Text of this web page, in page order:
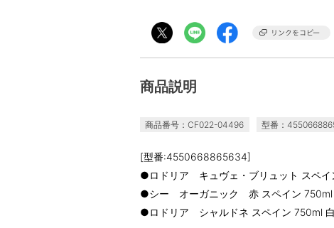
商品説明
商品番号：CF022-04496 型番：
[型番:4550668865634]
●ロドリア キュヴェ・ブリュット スペイ
●シー オーガニック 赤 スペイン 750ml
●ロドリア シャルドネ スペイン 750ml 白